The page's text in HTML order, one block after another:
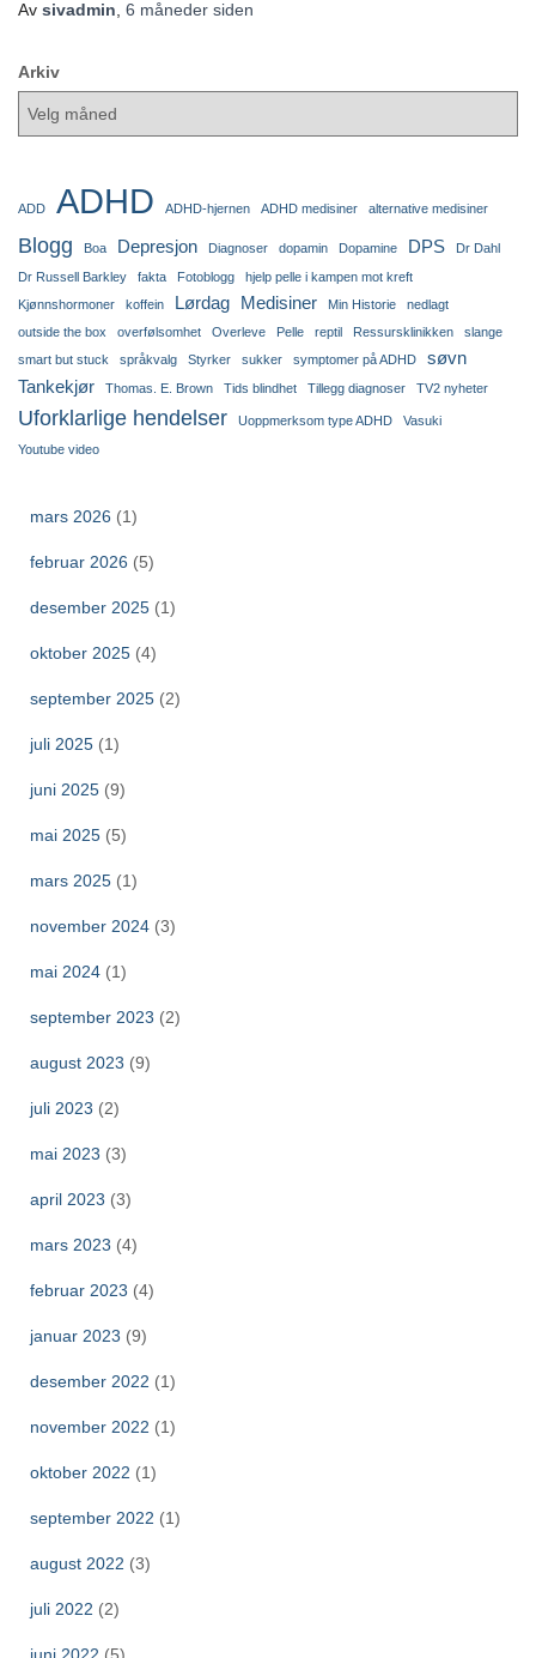
Av sivadmin 6 måneder siden
Arkiv
ADD ADHD ADHD-hjernen ADHD medisiner alternative medisiner
Blogg Boa Depresjon Diagnoser dopamin Dopamine DPS
Dr Dahl
Dr Russell Barkley
fakta Fotoblogg
hjelp pelle i kampen mot kreft
Kjønnshormoner
koffein Lørdag Medisiner Min Historie
nedlagt
outside the box
overfølsomhet Overleve Pelle reptil Ressursklinikken
slange
smart but stuck
språkvalg Styrker sukker symptomer på ADHD
søvn
Tankekjør
Thomas. E. Brown Tids blindhet Tillegg diagnoser TV2 nyheter
Uforklarlige hendelser Uoppmerksom type ADHD
Vasuki
Youtube video
mars 2026 (1)
februar 2026 (5)
desember 2025 (1)
oktober 2025 (4)
september 2025 (2)
juli 2025 (1)
juni 2025 (9)
mai 2025 (5)
mars 2025 (1)
november 2024 (3)
mai 2024 (1)
september 2023 (2)
august 2023 (9)
juli 2023 (2)
mai 2023 (3)
april 2023 (3)
mars 2023 (4)
februar 2023 (4)
januar 2023 (9)
desember 2022 (1)
november 2022 (1)
oktober 2022 (1)
september 2022 (1)
august 2022 (3)
juli 2022 (2)